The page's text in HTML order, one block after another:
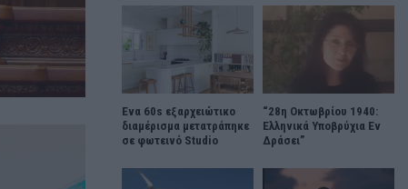
Ένα 60s εξαρχειώτικο
διαμέρισμα μετατράπηκε
σε φωτεινό Studio
“28η Οκτωβρίου 1940:
Ελληνικά Υποβρύχια Εν
Δράσει”